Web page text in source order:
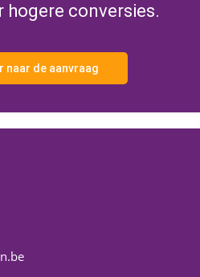
hogere conversies.
naar de aanvraag